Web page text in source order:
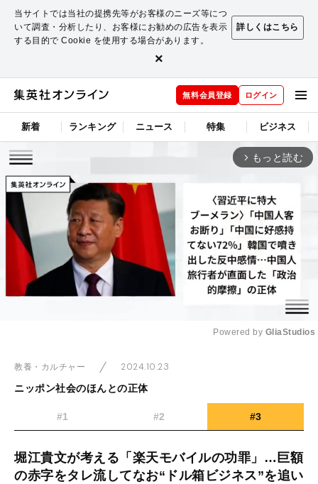
当サイトでは当社の提携先等がお客様のニーズ等につ
いて調査・分析したり、お客様にお勧めの広告を表示
する目的で Cookie を使用する場合があります。
詳しくはこちら
×
無料会員登録 ログイン
新着 ランキング ニュース 特集 ビジネス
arrow_forward_ios もっと読む
Powered by GliaStudios
教養・カルチャー
2024.10.23
ニッポン社会のほんとの正体
#1 #2 #3
堀江貴文が考える「楽天モバイルの功罪」…巨額
の赤字をタレ流してなお“ドル箱ビジネス”を追い